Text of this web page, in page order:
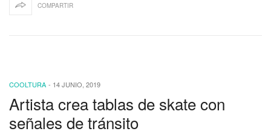
COMPARTIR
COOLTURA - 14 JUNIO, 2019
Artista crea tablas de skate con
señales de tránsito